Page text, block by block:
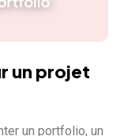
un projet
un portfolio, un